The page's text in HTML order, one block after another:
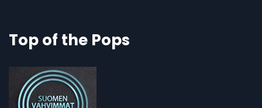
Top of the Pops